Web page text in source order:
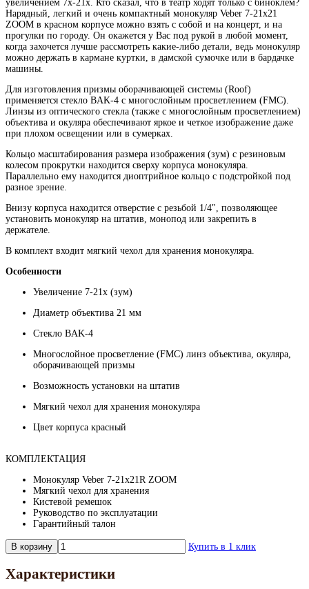
увеличением 7х-21х. Кто сказал, что в театр ходят только с биноклем?
Нарядный, легкий и очень компактный монокуляр Veber 7-21x21
ZOOM в красном корпусе можно взять с собой и на концерт, и на
прогулки по городу. Он окажется у Вас под рукой в любой момент,
когда захочется лучше рассмотреть какие-либо детали, ведь монокуляр
можно держать в кармане куртки, в дамской сумочке или в бардачке
машины.
Для изготовления призмы оборачивающей системы (Roof)
применяется стекло BАK-4 с многослойным просветлением (FMC).
Линзы из оптического стекла (также с многослойным просветлением)
объектива и окуляра обеспечивают яркое и четкое изображение даже
при плохом освещении или в сумерках.
Кольцо масштабирования размера изображения (зум) с резиновым
колесом прокрутки находится сверху корпуса монокуляра.
Параллельно ему находится диоптрийное кольцо с подстройкой под
разное зрение.
Внизу корпуса находится отверстие с резьбой 1/4", позволяющее
установить монокуляр на штатив, монопод или закрепить в
держателе.
В комплект входит мягкий чехол для хранения монокуляра.
Особенности
Увеличение 7-21x (зум)
Диаметр объектива 21 мм
Стекло BАK-4
Многослойное просветление (FMC) линз объектива, окуляра,
оборачивающей призмы
Возможность установки на штатив
Мягкий чехол для хранения монокуляра
Цвет корпуса красный
КОМПЛЕКТАЦИЯ
Монокуляр Veber 7-21x21R ZOOM
Мягкий чехол для хранения
Кистевой ремешок
Руководство по эксплуатации
Гарантийный талон
В корзину Купить в 1 клик
Характеристики